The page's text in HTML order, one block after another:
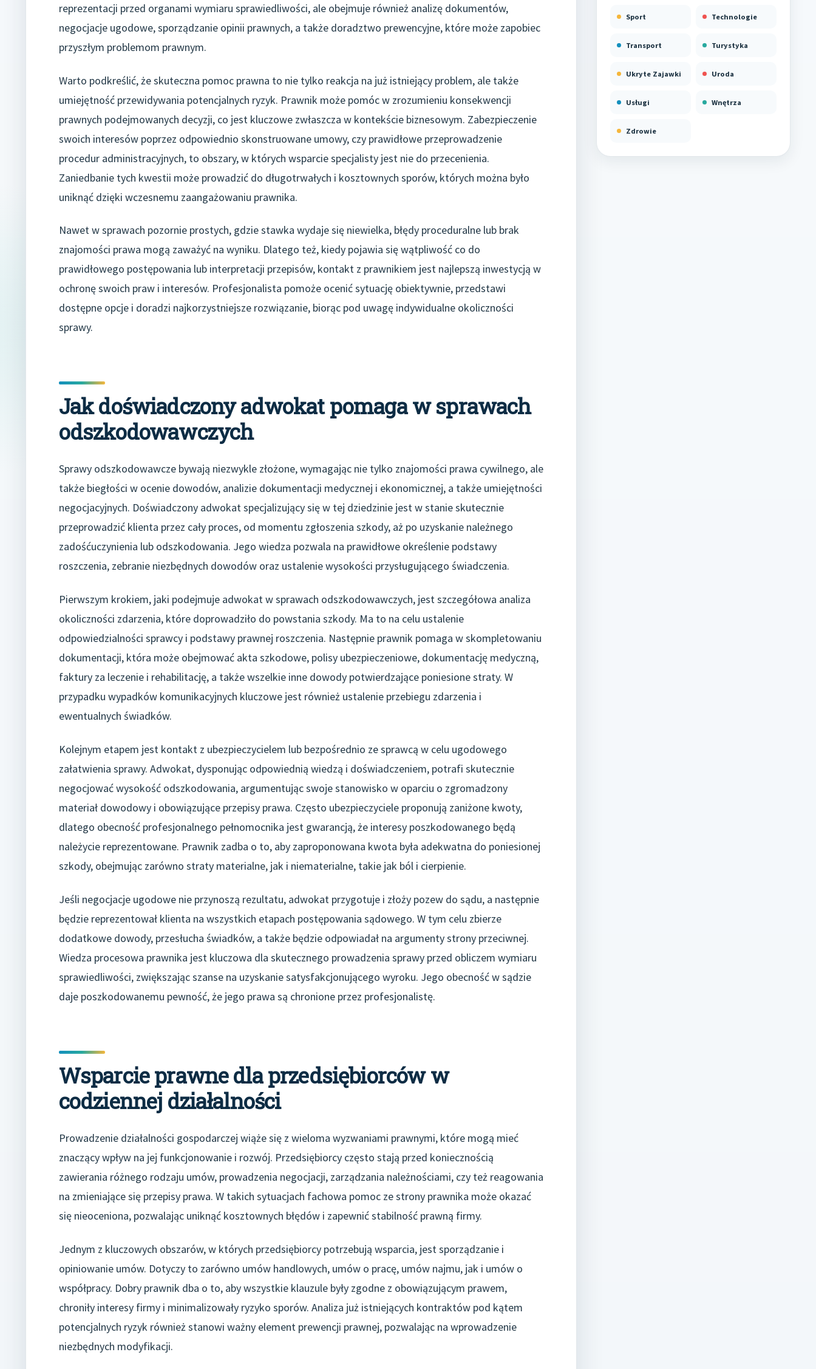
reprezentacji przed organami wymiaru sprawiedliwości, ale obejmuje również analizę dokumentów,
negocjacje ugodowe, sporządzanie opinii prawnych, a także doradztwo prewencyjne, które może zapobiec
przyszłym problemom prawnym.
Warto podkreślić, że skuteczna pomoc prawna to nie tylko reakcja na już istniejący problem, ale także
umiejętność przewidywania potencjalnych ryzyk. Prawnik może pomóc w zrozumieniu konsekwencji
prawnych podejmowanych decyzji, co jest kluczowe zwłaszcza w kontekście biznesowym. Zabezpieczenie
swoich interesów poprzez odpowiednio skonstruowane umowy, czy prawidłowe przeprowadzenie
procedur administracyjnych, to obszary, w których wsparcie specjalisty jest nie do przecenienia.
Zaniedbanie tych kwestii może prowadzić do długotrwałych i kosztownych sporów, których można było
uniknąć dzięki wczesnemu zaangażowaniu prawnika.
Nawet w sprawach pozornie prostych, gdzie stawka wydaje się niewielka, błędy proceduralne lub brak
znajomości prawa mogą zaważyć na wyniku. Dlatego też, kiedy pojawia się wątpliwość co do
prawidłowego postępowania lub interpretacji przepisów, kontakt z prawnikiem jest najlepszą inwestycją w
ochronę swoich praw i interesów. Profesjonalista pomoże ocenić sytuację obiektywnie, przedstawi
dostępne opcje i doradzi najkorzystniejsze rozwiązanie, biorąc pod uwagę indywidualne okoliczności
sprawy.
Jak doświadczony adwokat pomaga w sprawach
odszkodowawczych
Sprawy odszkodowawcze bywają niezwykle złożone, wymagając nie tylko znajomości prawa cywilnego, ale
także biegłości w ocenie dowodów, analizie dokumentacji medycznej i ekonomicznej, a także umiejętności
negocjacyjnych. Doświadczony adwokat specjalizujący się w tej dziedzinie jest w stanie skutecznie
przeprowadzić klienta przez cały proces, od momentu zgłoszenia szkody, aż po uzyskanie należnego
zadośćuczynienia lub odszkodowania. Jego wiedza pozwala na prawidłowe określenie podstawy
roszczenia, zebranie niezbędnych dowodów oraz ustalenie wysokości przysługującego świadczenia.
Pierwszym krokiem, jaki podejmuje adwokat w sprawach odszkodowawczych, jest szczegółowa analiza
okoliczności zdarzenia, które doprowadziło do powstania szkody. Ma to na celu ustalenie
odpowiedzialności sprawcy i podstawy prawnej roszczenia. Następnie prawnik pomaga w skompletowaniu
dokumentacji, która może obejmować akta szkodowe, polisy ubezpieczeniowe, dokumentację medyczną,
faktury za leczenie i rehabilitację, a także wszelkie inne dowody potwierdzające poniesione straty. W
przypadku wypadków komunikacyjnych kluczowe jest również ustalenie przebiegu zdarzenia i
ewentualnych świadków.
Kolejnym etapem jest kontakt z ubezpieczycielem lub bezpośrednio ze sprawcą w celu ugodowego
załatwienia sprawy. Adwokat, dysponując odpowiednią wiedzą i doświadczeniem, potrafi skutecznie
negocjować wysokość odszkodowania, argumentując swoje stanowisko w oparciu o zgromadzony
materiał dowodowy i obowiązujące przepisy prawa. Często ubezpieczyciele proponują zaniżone kwoty,
dlatego obecność profesjonalnego pełnomocnika jest gwarancją, że interesy poszkodowanego będą
należycie reprezentowane. Prawnik zadba o to, aby zaproponowana kwota była adekwatna do poniesionej
szkody, obejmując zarówno straty materialne, jak i niematerialne, takie jak ból i cierpienie.
Jeśli negocjacje ugodowe nie przynoszą rezultatu, adwokat przygotuje i złoży pozew do sądu, a następnie
będzie reprezentował klienta na wszystkich etapach postępowania sądowego. W tym celu zbierze
dodatkowe dowody, przesłucha świadków, a także będzie odpowiadał na argumenty strony przeciwnej.
Wiedza procesowa prawnika jest kluczowa dla skutecznego prowadzenia sprawy przed obliczem wymiaru
sprawiedliwości, zwiększając szanse na uzyskanie satysfakcjonującego wyroku. Jego obecność w sądzie
daje poszkodowanemu pewność, że jego prawa są chronione przez profesjonalistę.
Wsparcie prawne dla przedsiębiorców w
codziennej działalności
Prowadzenie działalności gospodarczej wiąże się z wieloma wyzwaniami prawnymi, które mogą mieć
znaczący wpływ na jej funkcjonowanie i rozwój. Przedsiębiorcy często stają przed koniecznością
zawierania różnego rodzaju umów, prowadzenia negocjacji, zarządzania należnościami, czy też reagowania
na zmieniające się przepisy prawa. W takich sytuacjach fachowa pomoc ze strony prawnika może okazać
się nieoceniona, pozwalając uniknąć kosztownych błędów i zapewnić stabilność prawną firmy.
Jednym z kluczowych obszarów, w których przedsiębiorcy potrzebują wsparcia, jest sporządzanie i
opiniowanie umów. Dotyczy to zarówno umów handlowych, umów o pracę, umów najmu, jak i umów o
współpracy. Dobry prawnik dba o to, aby wszystkie klauzule były zgodne z obowiązującym prawem,
chroniły interesy firmy i minimalizowały ryzyko sporów. Analiza już istniejących kontraktów pod kątem
potencjalnych ryzyk również stanowi ważny element prewencji prawnej, pozwalając na wprowadzenie
niezbędnych modyfikacji.
Sport Technologie
Transport Turystyka
Ukryte Zajawki Uroda
Usługi Wnętrza
Zdrowie